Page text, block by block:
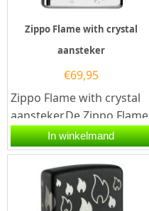
Zippo Flame with crystal
aansteker
€69,95
Zippo Flame with crystal
aansteker.De Zippo Flame
with crystal aansteker
heeft een hoogglans
chrome...
In winkelmand